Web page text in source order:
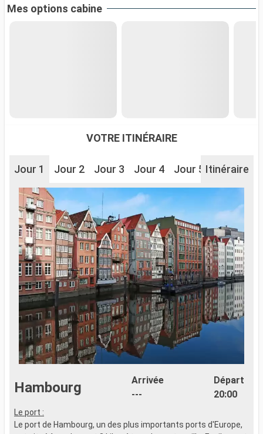
Mes options cabine
VOTRE ITINÉRAIRE
Jour 1 Jour 2 Jour 3 Jour 4 Jour 5 Jour 6
Itinéraire
Hambourg
Arrivée
---
Départ
20:00
Le port :
Le port de Hambourg, un des plus importants ports d'Europe,